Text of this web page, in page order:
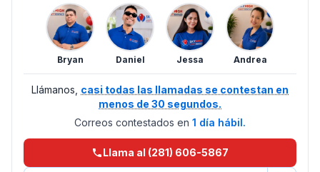
Bryan Daniel Jessa Andrea
Llámanos, casi todas las llamadas se contestan en
menos de 30 segundos.
Correos contestados en 1 día hábil.
Llama al (281) 606-5867